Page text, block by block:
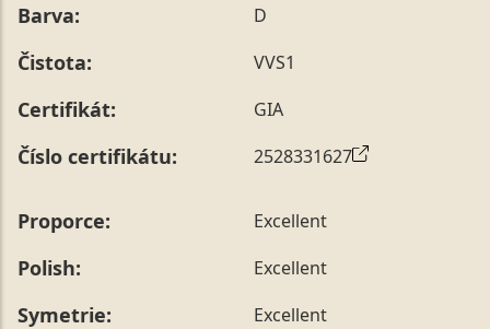
Barva: D
Čistota: VVS1
Certifikát: GIA
Číslo certifikátu: 2528331627
Proporce: Excellent
Polish: Excellent
Symetrie: Excellent